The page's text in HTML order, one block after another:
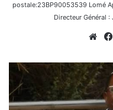
postale:23BP90053539 Lomé
Directeur Général